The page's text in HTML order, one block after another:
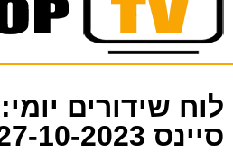
לוח שידורים
סיינס 27-10-2023